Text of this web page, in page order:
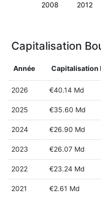
2008 2012
Capitalisation
Année Capitalisation
2026 €40.14 Md
2025 €35.60 Md
2024 €26.90 Md
2023 €26.07 Md
2022 €23.24 Md
2021 €2.61 Md